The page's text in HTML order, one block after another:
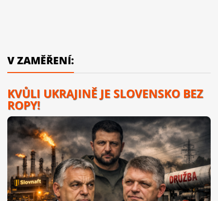
V ZAMĚŘENÍ:
KVŮLI UKRAJINĚ JE SLOVENSKO BEZ
ROPY!